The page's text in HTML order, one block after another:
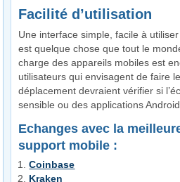
Facilité d’utilisation
Une interface simple, facile à
est quelque chose que tout le
charge des appareils mobiles est
utilisateurs qui envisagent de faire
déplacement devraient vérifier si
sensible ou des applications Android
Echanges avec la
support mobile :
Coinbase
Kraken